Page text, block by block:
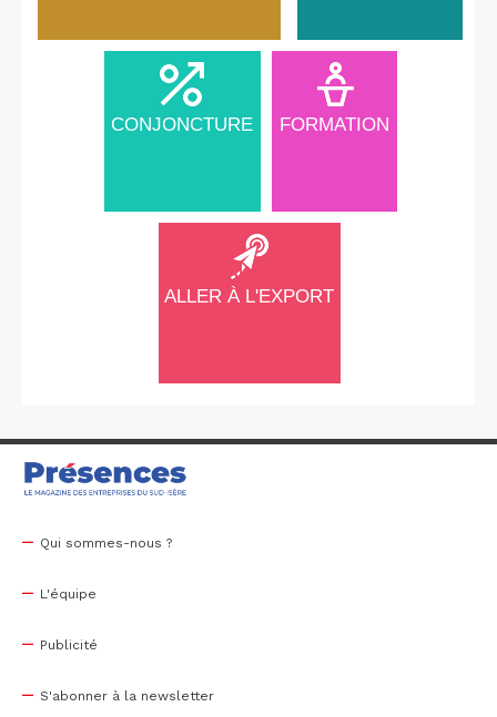
CONJONCTURE FORMATION
ALLER À L'EXPORT
Qui sommes-nous ?
L'équipe
Publicité
S'abonner à la newsletter